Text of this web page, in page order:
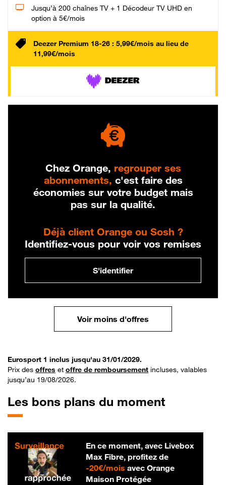
Jusqu’à 200 chaînes TV + 1 Décodeur TV UHD en
option à 5€/mois
Deezer Premium 18-26 : 5,99€/mois au lieu de
11,99€/mois
Chez Orange, regrouper ses
abonnements, c'est faire des
économies sur votre budget mais
pas sur la qualité.
Déjà client Orange ou Sosh ?
Identifiez-vous pour voir vos remises
S'identifier
Voir moins d'offres
Eurosport 1 inclus jusqu'au 31/01/2029.
Prix des offres et offre de remboursement incluses, valables
jusqu’au 19/08/2026.
Les bons plans du moment
En ce moment, avec Livebox
Max Fibre, profitez de
-20€/mois20 € par mois
avec Orange
Maison Protégée